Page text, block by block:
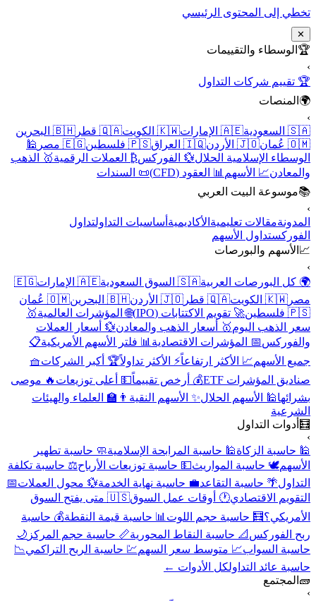
تخطي إلى المحتوى الرئيسي
✕
🏆 الوسطاء والتقييمات
›
🏆 تقييم شركات التداول
🌍 المنصات
›
🇸🇦 السعودية
🇦🇪 الإمارات 🇰🇼 الكويت 🇶🇦 قطر
🇧🇭 البحرين
🇴🇲 عُمان
🇯🇴 الأردن 🇮🇶 العراق 🇵🇸 فلسطين 🇪🇬 مصر
🕌
الوسطاء الإسلامية الحلال💱 الفوركس₿ العملات الرقمية🥇 الذهب
والمعادن📈 الأسهم 📊 العقود (CFD)
📜 السندات
📚موسوعة البيت العربي
›
المدونةمقالات تعليمية الأكاديمية أساسيات التداولتداول
الفوركستداول الأسهم
📈 الأسهم والبورصات
›
🌍 كل البورصات العربية🇸🇦 السوق السعودية 🇦🇪 الإمارات
🇪🇬
مصر 🇰🇼 الكويت 🇶🇦 قطر 🇯🇴 الأردن 🇧🇭 البحرين
🇴🇲 عُمان
🇵🇸 فلسطين
🚀 تقويم الاكتتابات (IPO) 🌐 المؤشرات العالمية🥇
سعر الذهب اليوم🥇 أسعار الذهب والمعادن💱 أسعار العملات
والفوركس📅 المؤشرات الاقتصادية 📊 فلتر الأسهم الأمريكية📋
جميع الأسهم📈 الأكثر ارتفاعاً⚡ الأكثر تداولاً🏆 أكبر الشركات🧺
صناديق المؤشرات ETF
💰 أرخص تقييماً💵 أعلى توزيعات 🔥 موصى
بشرائها🕌 الأسهم الحلال✨ الأسهم النقية 👨‍🏫 العلماء والهيئات
الشرعية
🧮 أدوات التداول
›
🕌 حاسبة الزكاة🕌 حاسبة المرابحة الإسلامية🧼 حاسبة تطهير
الأسهم🕊️ حاسبة المواريث💵 حاسبة توزيعات الأرباح⚖️ حاسبة تكلفة
التداول🌴 حاسبة التقاعد💼 حاسبة نهاية الخدمة💱 محول العملات📅
التقويم الاقتصادي🕐 أوقات عمل السوق
🇺🇸 متى يفتح السوق
الأمريكي؟🧮 حاسبة حجم اللوت 📊 حاسبة قيمة النقطة💰 حاسبة
ربح الفوركس 📐 حاسبة النقاط المحورية📏 حاسبة حجم المركز 🌙
حاسبة السواب📈 متوسط سعر السهم💹 حاسبة الربح التراكمي📉
حاسبة عائد التداولكل الأدوات ←
🧱 المجتمع
›